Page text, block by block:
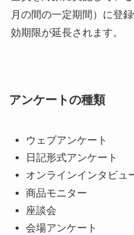
月の間の一定期間）に登
効期限が延長されます。
アンケートの種類
ウェブアンケート
日記形式アンケート
オンラインインタビュ
商品モニター
座談会
会場アンケート